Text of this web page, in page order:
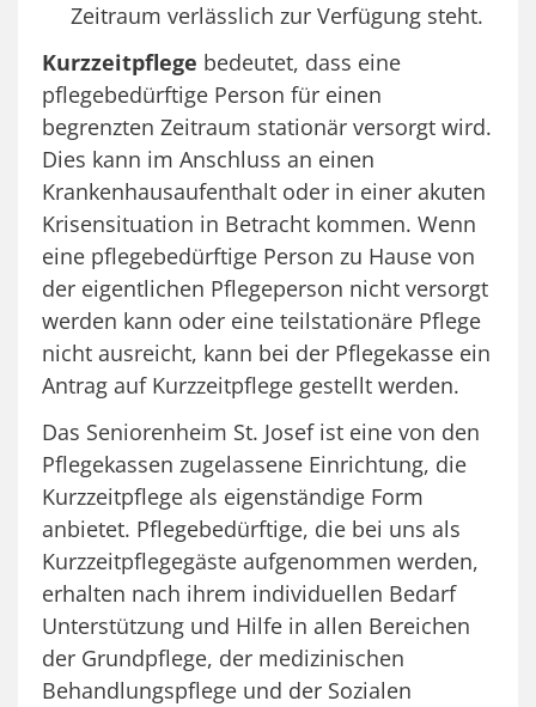
Zeitraum verlässlich zur Verfügung steht.
Kurzzeitpflege bedeutet, dass eine
pflegebedürftige Person für einen
begrenzten Zeitraum stationär versorgt wird.
Dies kann im Anschluss an einen
Krankenhausaufenthalt oder in einer akuten
Krisensituation in Betracht kommen. Wenn
eine pflegebedürftige Person zu Hause von
der eigentlichen Pflegeperson nicht versorgt
werden kann oder eine teilstationäre Pflege
nicht ausreicht, kann bei der Pflegekasse ein
Antrag auf Kurzzeitpflege gestellt werden.
Das Seniorenheim St. Josef ist eine von den
Pflegekassen zugelassene Einrichtung, die
Kurzzeitpflege als eigenständige Form
anbietet. Pflegebedürftige, die bei uns als
Kurzzeitpflegegäste aufgenommen werden,
erhalten nach ihrem individuellen Bedarf
Unterstützung und Hilfe in allen Bereichen
der Grundpflege, der medizinischen
Behandlungspflege und der Sozialen